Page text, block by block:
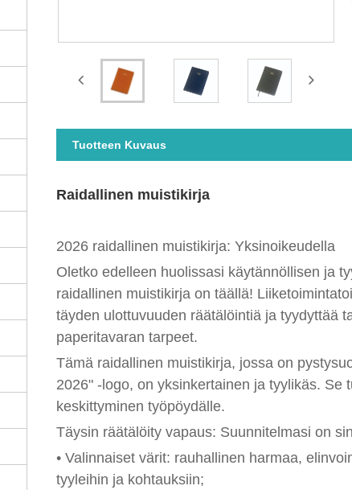
Tuotteen Kuvaus
Raidallinen muistikirja
2026 raidallinen muistikirja: Yksinoikeudella
Oletko edelleen huolissasi käytännöllisen ja
raidallinen muistikirja on täällä!
täyden ulottuvuuden räätälöintiä ja tyydyttää
paperitavaran tarpeet.
Tämä raidallinen muistikirja, jossa on
2026" -logo, on yksinkertainen ja tyylikäs.
keskittyminen työpöydälle.
Täysin räätälöity vapaus: Suunnitelmasi on
• Valinnaiset värit: rauhallinen harmaa,
tyyleihin ja kohtauksiin;